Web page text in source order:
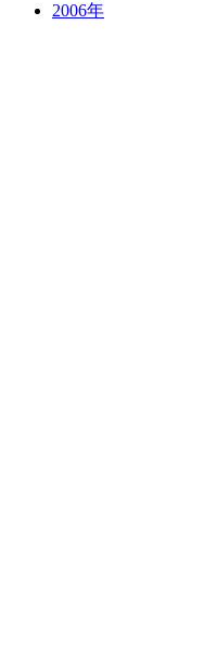
2006年